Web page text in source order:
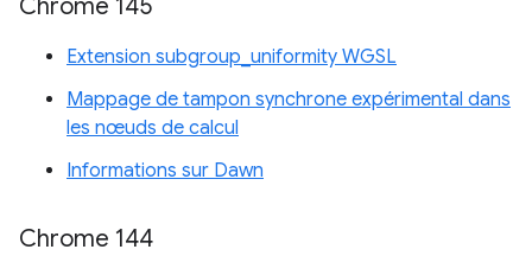
Chrome 145
Extension subgroup_uniformity WGSL
Mappage de tampon synchrone expérimental dans
les nœuds de calcul
Informations sur Dawn
Chrome 144